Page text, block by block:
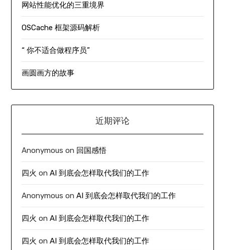
网站性能优化的三重境界
OSCache 框架源码解析
“ 你不适合做程序员”
画圆画方的故事
近期评论
Anonymous on 回国感悟
四火 onAI 到底会怎样取代我们的工作
Anonymous onAI 到底会怎样取代我们的工作
四火 onAI 到底会怎样取代我们的工作
四火 onAI 到底会怎样取代我们的工作